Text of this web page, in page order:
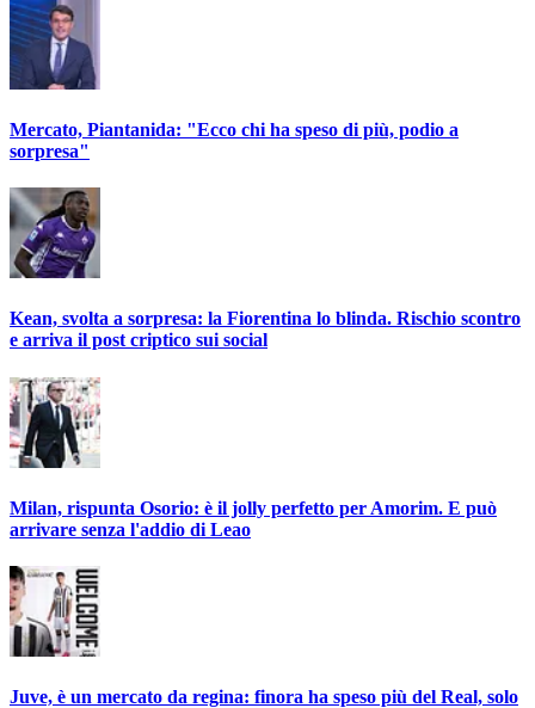
Mercato, Piantanida: "Ecco chi ha speso di più, podio a
sorpresa"
Kean, svolta a sorpresa: la Fiorentina lo blinda. Rischio scontro
e arriva il post criptico sui social
Milan, rispunta Osorio: è il jolly perfetto per Amorim. E può
arrivare senza l'addio di Leao
Juve, è un mercato da regina: finora ha speso più del Real, solo